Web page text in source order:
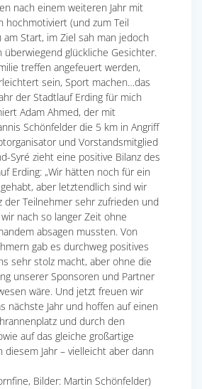
nach einem weiteren Jahr mit
hochmotiviert (und zum Teil
Start, im Ziel sah man jedoch
überwiegend glückliche Gesichter.
treffen angefeuert werden,
sein, Sport machen…das
der Stadtlauf Erding für mich
Adam Ahmed, der mit
Schönfelder die 5 km in Angriff
und Vorstandsmitglied
Syré zieht eine positive Bilanz des
Erding: „Wir hätten noch für ein
aber letztendlich sind wir
der Teilnehmer sehr zufrieden und
nach so langer Zeit ohne
absagen mussten. Von
gab es durchweg positives
sehr stolz macht, aber ohne die
unserer Sponsoren und Partner
wäre. Und jetzt freuen wir
nächste Jahr und hoffen auf einen
und durch den
auf das gleiche großartige
diesem Jahr – vielleicht aber dann
Bilder: Martin Schönfelder)